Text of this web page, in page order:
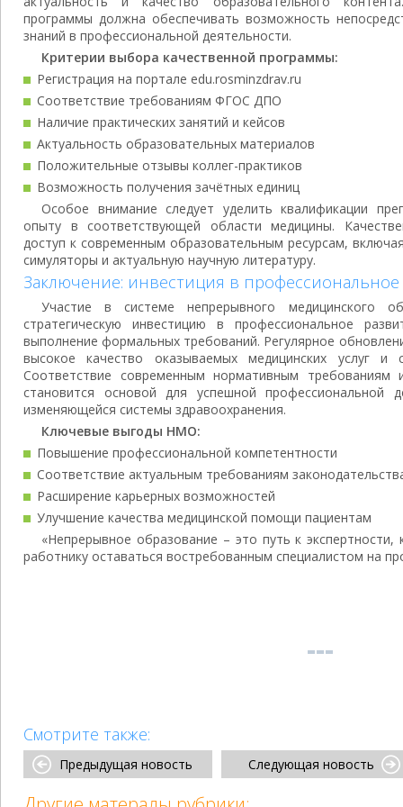
программы должна обеспечивать возможность
знаний в профессиональной деятельности.
Критерии выбора качественной программы:
Регистрация на портале edu.rosminzdrav.ru
Соответствие требованиям ФГОС ДПО
Наличие практических занятий и кейсов
Актуальность образовательных материалов
Положительные отзывы коллег-практиков
Возможность получения зачётных единиц
Особое внимание следует уделить квалификации
опыту в соответствующей области медицины.
доступ к современным образовательным ресурсам,
симуляторы и актуальную научную литературу.
Заключение: инвестиция в профессиональное
Участие в системе непрерывного медицинского
стратегическую инвестицию в профессиональное
выполнение формальных требований. Регулярное
высокое качество оказываемых медицинских услуг и
Соответствие современным нормативным требованиям
становится основой для успешной профессиональной
изменяющейся системы здравоохранения.
Ключевые выгоды НМО:
Повышение профессиональной компетентности
Соответствие актуальным требованиям
Расширение карьерных возможностей
Улучшение качества медицинской помощи пациентам
«Непрерывное образование – это путь к
работнику оставаться востребованным специалистом на
Смотрите также:
Предыдущая новость Следующая новость